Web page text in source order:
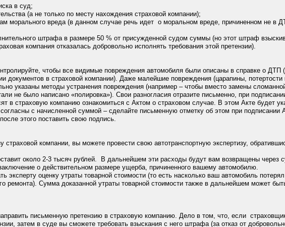
в суд;
(а не только по месту нахождения страховой компании);
морального вреда (в данном случае речь идет о моральном вреде, причиненном не в
штрафа в размере 50 % от присужденной судом суммы (но этот штраф
компания отказалась добровольно исполнять требования этой претензии).
чтобы все видимые повреждения автомобиля были описаны в справке о ДТП
документов в страховой компании). Даже малейшие повреждения (царапины,
указаны методы устранения повреждения (например – чтобы вместо замены
не было написано «полировка»). Свои разногласия отразите письменно, при
в страховую компанию ознакомиться с Актом о страховом случае. В этом Акте будет
с начисленной суммой – сделайте письменную отметку об этом при подписании
этого поставить свою подпись.
страховой компании, вы можете провести свою автотранспортную экспертизу,
около 2-3 тысяч рублей. В дальнейшем эти расходы будут вам возвращены через
о действительном размере ущерба, причиненного вашему автомобилю.
эксперту оценку утраты товарной стоимости (то есть насколько ваш автомобиль
ремонта). Сумма доказанной утраты товарной стоимости также в дальнейшем может
письменную претензию в страховую компанию. Дело в том, что, если
затем в суде вы сможете требовать взыскания с него штрафа (за отказ от